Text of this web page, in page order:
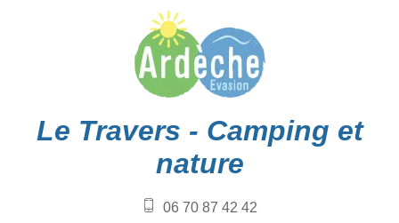
Le Travers - Camping et
nature
06 70 87 42 42